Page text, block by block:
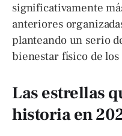
significativamente
anteriores
planteando un serio
bienestar físico de
Las estrellas
historia en